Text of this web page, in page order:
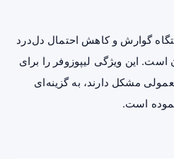
گوارش و کاهش احتمال دل‌درد
است. این ویژگی لیپوزوفر را برای
مشکل دارند، به گزینه‌ای
نموده است.